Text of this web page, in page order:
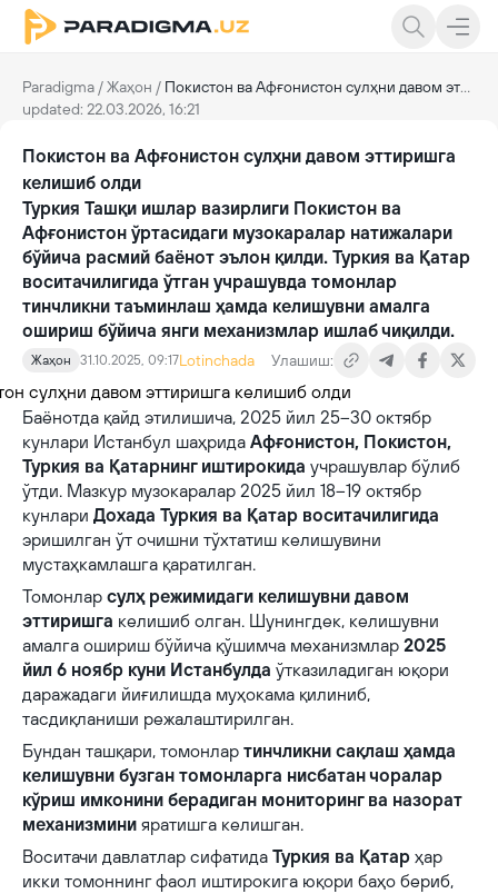
Paradigma /Жаҳон / Покистон ва Афғонистон сулҳни давом эттиришга келишиб олди
updated: 22.03.2026, 16:21
Покистон ва Афғонистон сулҳни давом эттиришга
келишиб олди
Туркия Ташқи ишлар вазирлиги Покистон ва
Афғонистон ўртасидаги музокаралар натижалари
бўйича расмий баёнот эълон қилди. Туркия ва Қатар
воситачилигида ўтган учрашувда томонлар
тинчликни таъминлаш ҳамда келишувни амалга
ошириш бўйича янги механизмлар ишлаб чиқилди.
Жаҳон 31.10.2025, 09:17Lotinchada Улашиш:
Баёнотда қайд этилишича, 2025 йил 25–30 октябр
кунлари Истанбул шаҳрида Афғонистон, Покистон,
Туркия ва Қатарнинг иштирокида учрашувлар бўлиб
ўтди. Мазкур музокаралар 2025 йил 18–19 октябр
кунлари Дохада Туркия ва Қатар воситачилигида
эришилган ўт очишни тўхтатиш келишувини
мустаҳкамлашга қаратилган.
Томонлар сулҳ режимидаги келишувни давом
эттиришга келишиб олган. Шунингдек, келишувни
амалга ошириш бўйича қўшимча механизмлар 2025
йил 6 ноябр куни Истанбулда ўтказиладиган юқори
даражадаги йиғилишда муҳокама қилиниб,
тасдиқланиши режалаштирилган.
Бундан ташқари, томонлар тинчликни сақлаш ҳамда
келишувни бузган томонларга нисбатан чоралар
кўриш имконини берадиган мониторинг ва назорат
механизмини яратишга келишган.
Воситачи давлатлар сифатида Туркия ва Қатар ҳар
икки томоннинг фаол иштирокига юқори баҳо бериб,